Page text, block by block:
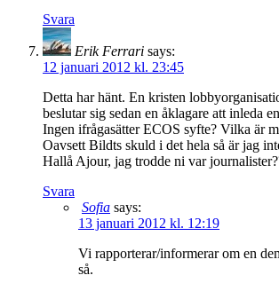
Svara
Erik Ferrari says:
12 januari 2012 kl. 23:45
Detta har hänt. En kristen
beslutar sig sedan en åklagare att inleda
Ingen ifrågasätter ECOS syfte? Vilka är
Oavsett Bildts skuld i det hela så är jag
Hallå Ajour, jag trodde ni var
Svara
Sofia says:
13 januari 2012 kl. 12:19
Vi rapporterar/informerar om en
så.